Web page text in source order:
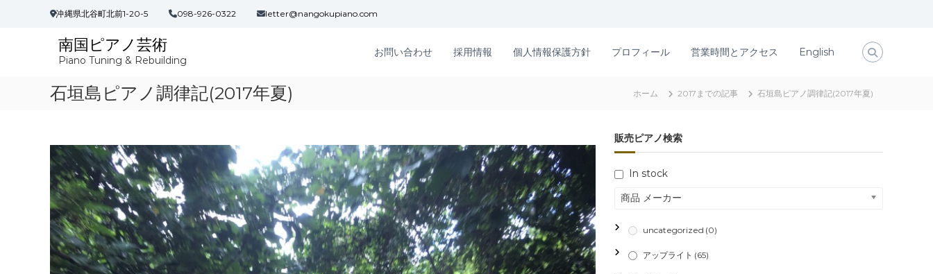
沖縄県北谷町北前1-20-5 098-926-0322 letter@nangokupiano.com
南国ピアノ芸術
Piano Tuning & Rebuilding
お問い合わせ 採用情報 個人情報保護方針 プロフィール 営業時間とアクセス English
石垣島ピアノ調律記(2017年夏) ホーム 2017までの記事 石垣島ピアノ調律記(2017年夏)
販売ピアノ検索
In stock
商品 メーカー
uncategorized (0)
アップライト (65)